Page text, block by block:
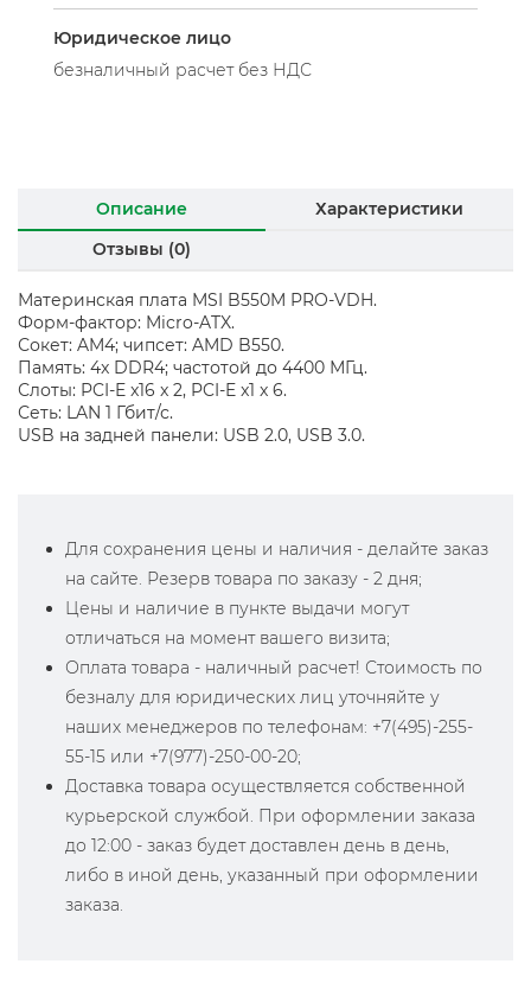
Юридическое лицо
безналичный расчет без НДС
Описание
Характеристики
Отзывы (0)
Материнская плата MSI B550M PRO-VDH.
Форм-фактор: Micro-ATX.
Сокет: AM4; чипсет: AMD B550.
Память: 4x DDR4; частотой до 4400 МГц.
Слоты: PCI-E x16 x 2, PCI-E x1 x 6.
Сеть: LAN 1 Гбит/с.
USB на задней панели: USB 2.0, USB 3.0.
Для сохранения цены и наличия - делайте заказ
на сайте. Резерв товара по заказу - 2 дня;
Цены и наличие в пункте выдачи могут
отличаться на момент вашего визита;
Оплата товара - наличный расчет! Стоимость по
безналу для юридических лиц уточняйте у
наших менеджеров по телефонам: +7(495)-255-
55-15 или +7(977)-250-00-20;
Доставка товара осуществляется собственной
курьерской службой. При оформлении заказа
до 12:00 - заказ будет доставлен день в день,
либо в иной день, указанный при оформлении
заказа.